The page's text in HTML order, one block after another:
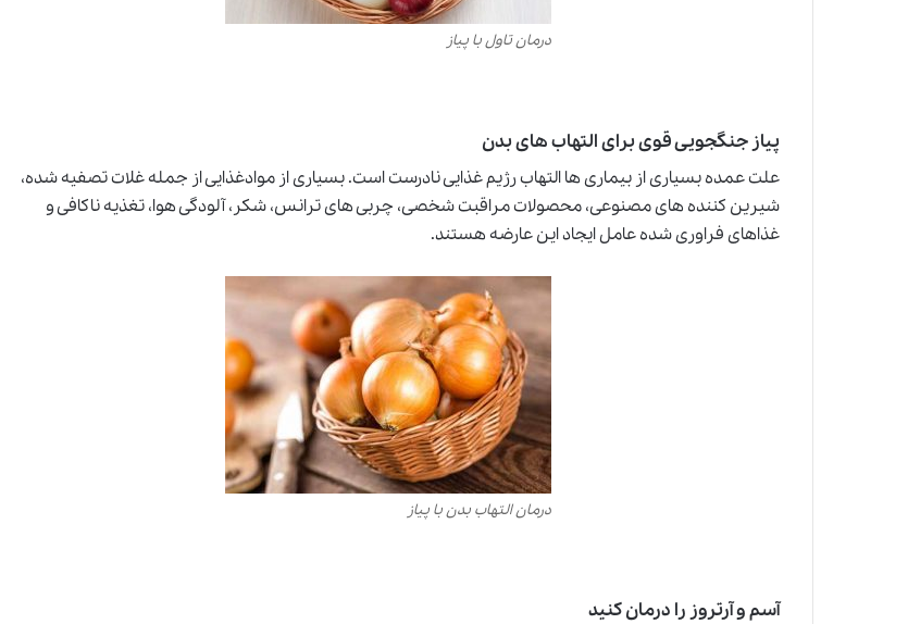
درمان تاول با پیاز
پیاز جنگجویی قوی برای التهاب های بدن
علت عمده بسیاری از بیماری ها التهاب رژیم غذایی نادرست است. بسیاری از موادغذایی از جمله غلات تصفیه شده،
شیرین کننده های مصنوعی، محصولات مراقبت شخصی، چربی های ترانس، شکر، آلودگی هوا، تغذیه ناکافی و
غذاهای فراوری شده عامل ایجاد این عارضه هستند.
درمان التهاب بدن با پیاز
آسم و آرتروز را درمان کنید